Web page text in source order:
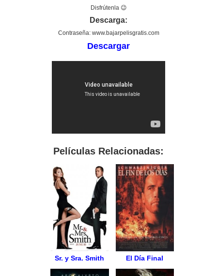
Disfrútenla 😉
Descarga:
Contraseña: www.bajarpelisgratis.com
Descargar
Películas Relacionadas:
Sr. y Sra. Smith El Día Final